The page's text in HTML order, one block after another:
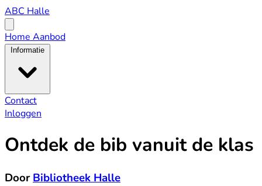
ABC
Halle
ABC Halle
menu
Home Aanbod
Informatie
Contact
Inloggen
Ontdek de bib vanuit de klas
DoorBibliotheek Halle